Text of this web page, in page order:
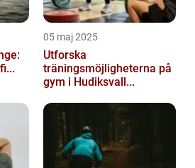
05 maj 2025
Utforska
träningsmöjligheterna på
gym i Hudiksvall...